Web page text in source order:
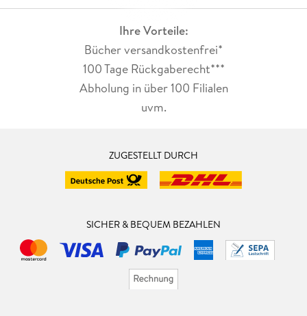
Ihre Vorteile:
Bücher versandkostenfrei*
100 Tage Rückgaberecht***
Abholung in über 100 Filialen
uvm.
ZUGESTELLT DURCH
SICHER & BEQUEM BEZAHLEN